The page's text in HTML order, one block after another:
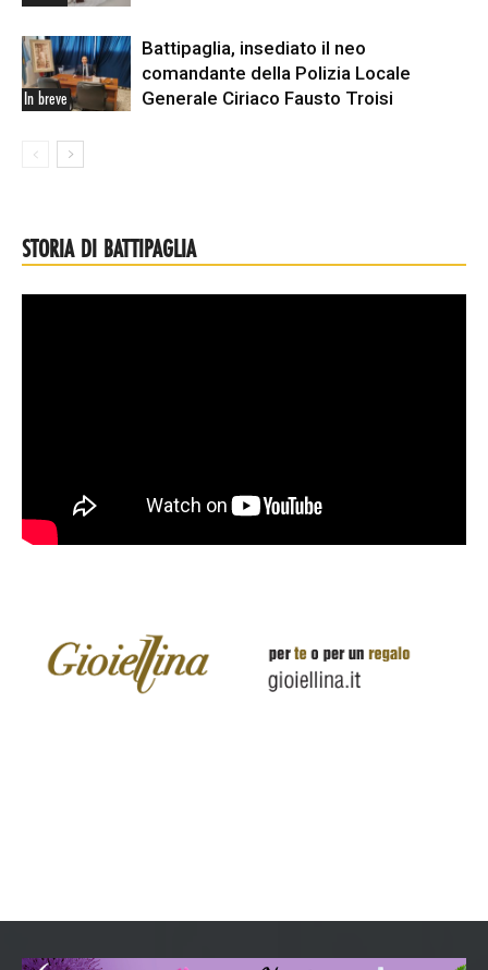
In breve
Battipaglia, insediato il neo
comandante della Polizia Locale
Generale Ciriaco Fausto Troisi
STORIA DI BATTIPAGLIA